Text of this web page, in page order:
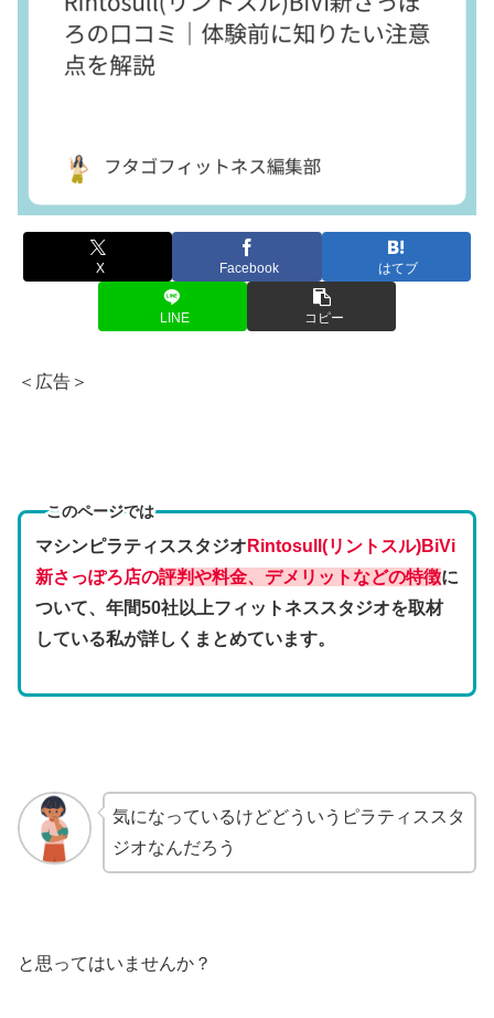
X Facebook はてブ
LINE コピー
＜広告＞
このページでは
マシンピラティススタジオ Rintosull(リントスル)BiVi
新さっぽろ店の評判や料金、デメリットなどの特徴に
ついて、年間50社以上フィットネススタジオを取材
している私が詳しくまとめています。
気になっているけどどういうピラティススタ
ジオなんだろう
と思ってはいませんか？